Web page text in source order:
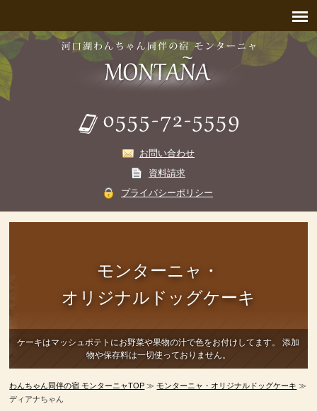
お問い合わせ
資料請求
プライバシーポリシー
モンターニャ・
オリジナルドッグケーキ
ケーキはマッシュポテトにお野菜や果物の汁で色をお付けしてます。
添加
物や保存料は一切使っておりません。
わんちゃん同伴の宿 モンターニャTOP ≫モンターニャ・オリジナルドッグケーキ ≫
ディアナちゃん